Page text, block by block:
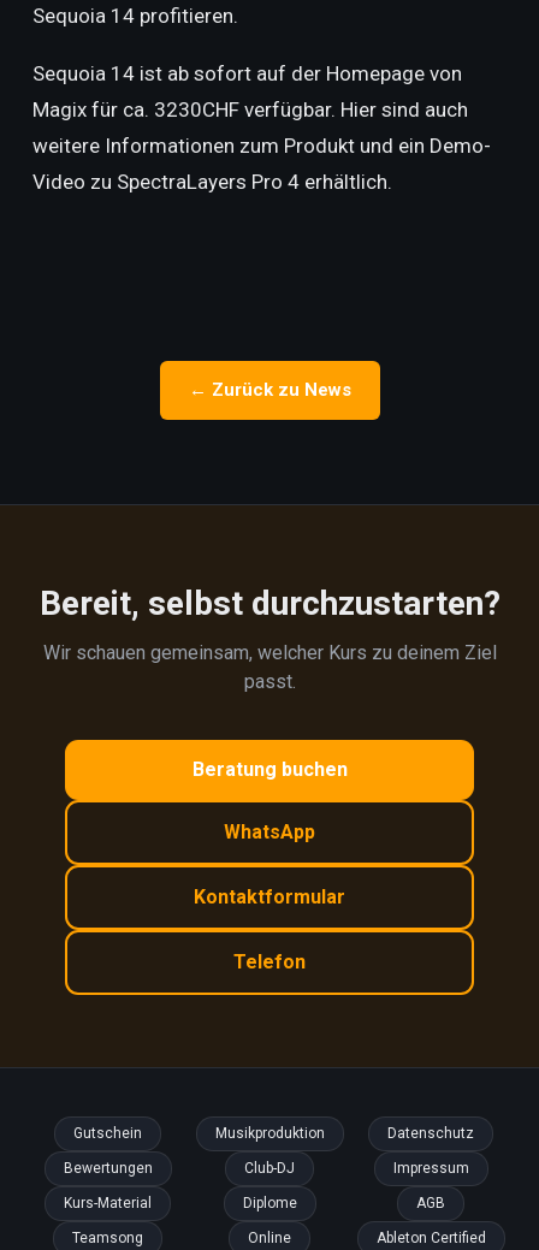
Sequoia 14 profitieren.
Sequoia 14 ist ab sofort auf der Homepage von
Magix für ca. 3230CHF verfügbar. Hier sind auch
weitere Informationen zum Produkt und ein Demo-
Video zu SpectraLayers Pro 4 erhältlich.
← Zurück zu News
Bereit, selbst durchzustarten?
Wir schauen gemeinsam, welcher Kurs zu deinem Ziel
passt.
Beratung buchen
WhatsApp
Kontaktformular
Telefon
Gutschein
Bewertungen
Kurs-Material
Teamsong
Musikproduktion
Club-DJ
Diplome
Online
Datenschutz
Impressum
AGB
Ableton Certified